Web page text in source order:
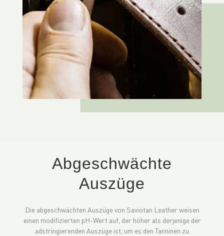
Abgeschwächte
Auszüge
Die abgeschwächten Auszüge von Saviotan Leather weisen
einen modifizierten pH-Wert auf, der höher als derjenige der
adstringierenden Auszüge ist, um es den Tanninen zu